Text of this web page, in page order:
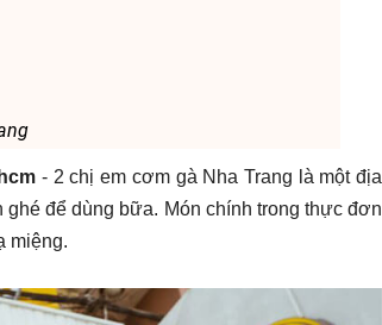
- 2 chị em cơm gà Nha Trang là một địa
để dùng bữa. Món chính trong thực đơn
miệng.